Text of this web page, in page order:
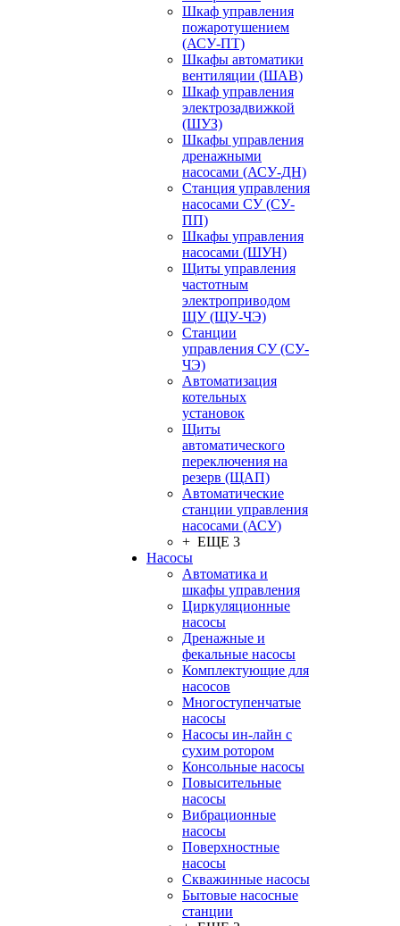
Шкаф управления
пожаротушением
(АСУ-ПТ)
Шкафы автоматики
вентиляции (ШАВ)
Шкаф управления
электрозадвижкой
(ШУЗ)
Шкафы управления
дренажными
насосами (АСУ-ДН)
Станция управления
насосами СУ (СУ-
ПП)
Шкафы управления
насосами (ШУН)
Щиты управления
частотным
электроприводом
ЩУ (ЩУ-ЧЭ)
Станции
управления СУ (СУ-
ЧЭ)
Автоматизация
котельных
установок
Щиты
автоматического
переключения на
резерв (ЩАП)
Автоматические
станции управления
насосами (АСУ)
+ ЕЩЕ 3
Насосы
Автоматика и
шкафы управления
Циркуляционные
насосы
Дренажные и
фекальные насосы
Комплектующие для
насосов
Многоступенчатые
насосы
Насосы ин-лайн с
сухим ротором
Консольные насосы
Повысительные
насосы
Вибрационные
насосы
Поверхностные
насосы
Скважинные насосы
Бытовые насосные
станции